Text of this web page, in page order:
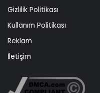
Gizlilik Politikası
Kullanım Politikası
Reklam
İletişim